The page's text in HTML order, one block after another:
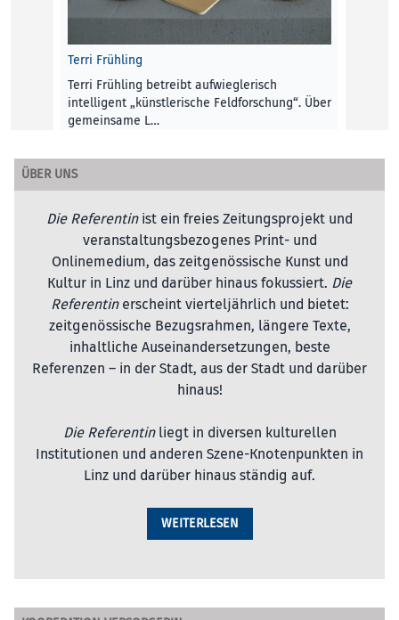
Terri Frühling
Terri Frühling betreibt aufwieglerisch
intelligent „künstlerische Feldforschung“. Über
gemeinsame L…
Andrea Lehmann
KUNST UND KULTUR
ÜBER UNS
Die Referentinist ein freies Zeitungsprojekt und
veranstaltungsbezogenes Print- und
Onlinemedium, das zeitgenössische Kunst und
Kultur in Linz und darüber hinaus fokussiert. Die
Referentinerscheint vierteljährlich und bietet:
zeitgenössische Bezugsrahmen, längere Texte,
inhaltliche Auseinandersetzungen, beste
Referenzen – in der Stadt, aus der Stadt und darüber
hinaus!
Die Referentinliegt in diversen kulturellen
Institutionen und anderen Szene-Knotenpunkten in
Linz und darüber hinaus ständig auf.
WEITERLESEN